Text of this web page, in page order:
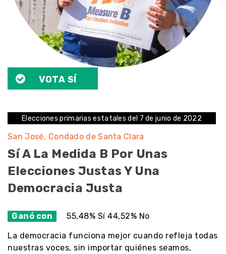
VOTA SÍ
Elecciones primarias estatales del 7 de junio de 2022
San José Condado de Santa Clara
Sí A La Medida B Por Unas
Elecciones Justas Y Una
Democracia Justa
Ganó con 55,48% Sí 44,52% No
La democracia funciona mejor cuando refleja todas
nuestras voces, sin importar quiénes seamos,